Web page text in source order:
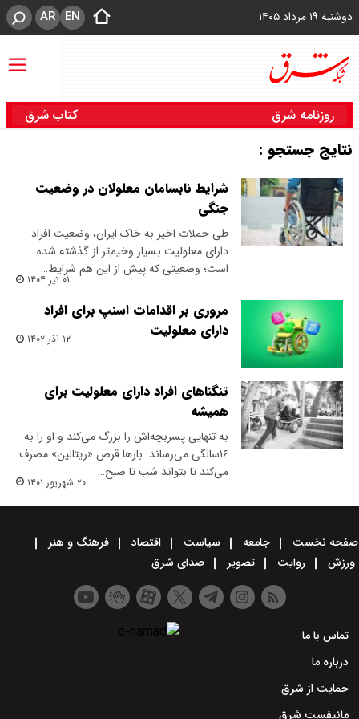
دوشنبه ۱۹ مرداد ۱۴۰۵ EN
AR
روزنامه شرق کتاب شرق
نتایج جستجو :
شرایط نابسامان معلولان در وضعیت
جنگی
طی حملات اخیر به خاک ایران، وضعیت افراد
دارای معلولیت بسیار وخیم‌تر از گذشته شده
است؛ وضعیتی که پیش از این هم شرایط…
۰۱ تیر ۱۴۰۴
مروری بر اقدامات اسنپ برای افراد
دارای معلولیت
۱۲ آذر ۱۴۰۲
تنگناهای افراد دارای معلولیت برای
همیشه
به‌ تنهایی پسربچه‌اش را بزرگ می‌کند و او را به
۱۶‌سالگی می‌رساند. بارها قرص «ریتالین» مصرف
می‌کند تا بتواند شب تا صبح…
۲۰ شهریور ۱۴۰۱
صفحه نخست جامعه سیاست اقتصاد
فرهنگ و هنر
ورزش
روایت تصویر صدای شرق
تماس با ما
درباره ما
حمایت از شرق
مانیفست شرق